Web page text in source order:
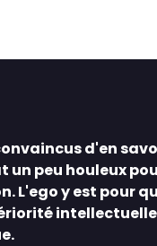
d'en
peu houleux
L'ego y est pour